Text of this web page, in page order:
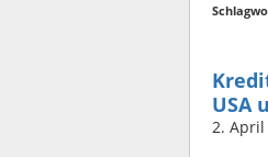
USA
2. April